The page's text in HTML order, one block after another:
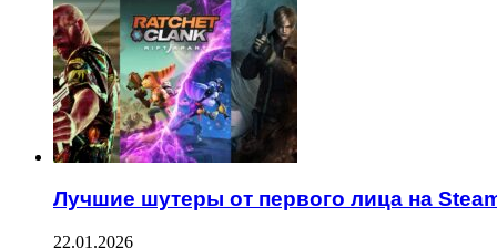
Лучшие шутеры от первого лица на
22.01.2026